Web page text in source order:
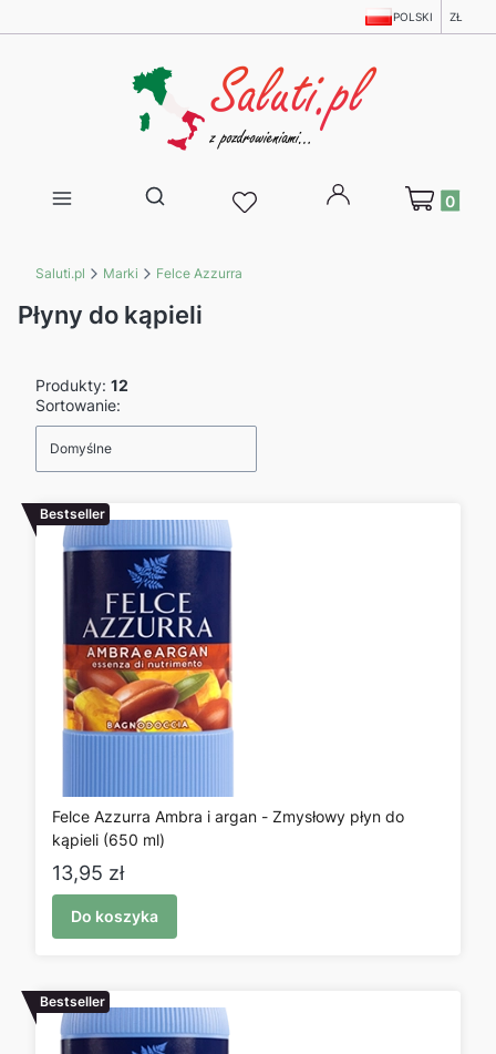
POLSKI ZŁ
Otwórz wyszukiwarkę
Produkty w
Saluti.pl Marki Felce Azzurra
Płyny do kąpieli
Produkty: 12
Lista produktów
Sortowanie:
Domyślne
Bestseller
Felce Azzurra Ambra i argan - Zmysłowy płyn do
kąpieli (650 ml)
Cena
13,95 zł
Do koszyka
Bestseller